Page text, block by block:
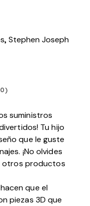
,Stephen Joseph
suministros
Tu hijo
que le guste
¡No olvides
otros productos
que el
piezas 3D que